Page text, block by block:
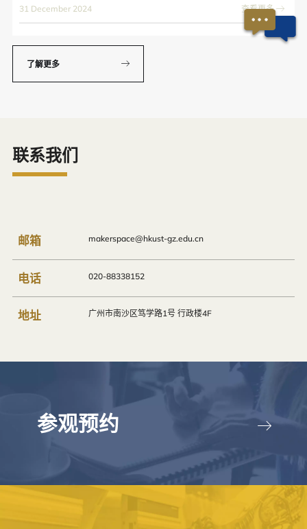
31 December 2024 查看更多
了解更多
联系我们
邮箱 makerspace@hkust-gz.edu.cn
电话 020-88338152
地址 广州市南沙区笃学路1号 行政楼4F
参观预约